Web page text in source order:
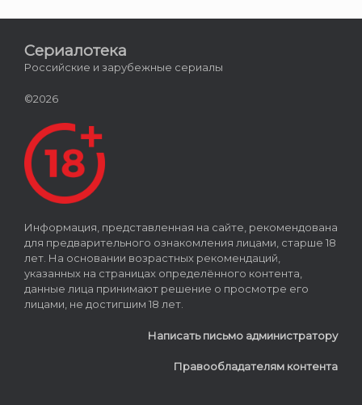
Сериалотека
Российские и зарубежные сериалы
©2026
Информация, представленная на сайте, рекомендована
для предварительного ознакомления лицами, старше 18
лет. На основании возрастных рекомендаций,
указанных на страницах определённого контента,
данные лица принимают решение о просмотре его
лицами, не достигшим 18 лет.
Написать письмо администратору
Правообладателям контента